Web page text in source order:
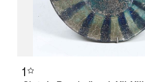
1